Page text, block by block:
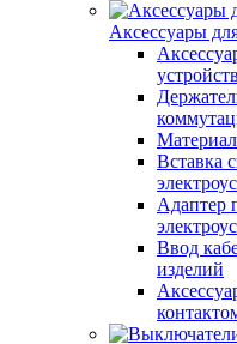
Аксессуары
устройств
Вставка
Адаптер
Ввод
изделий